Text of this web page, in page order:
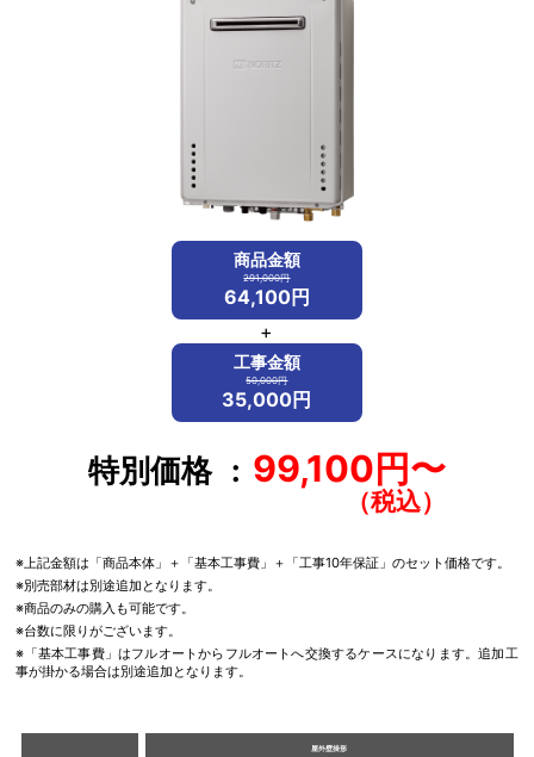
商品金額
291,000円
64,100円
+
工事金額
50,000円
35,000円
特別価格 99,100円〜
※上記金額は「商品本体」＋「基本工事費」＋「工事10年保証」のセット価格です。
※別売部材は別途追加となります。
※商品のみの購入も可能です。
※台数に限りがございます。
※「基本工事費」はフルオートからフルオートへ交換するケースになります。追加工
事が掛かる場合は別途追加となります。
屋外壁掛形